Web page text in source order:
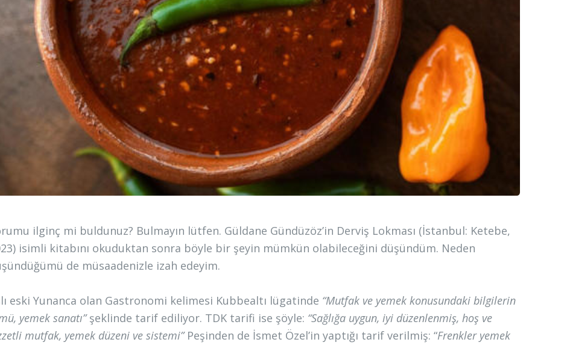
ilginç mi buldunuz? Bulmayın lütfen. Güldane Gündüzöz’in Derviş Lokması (İstanbul: Ketebe,
isimli kitabını okuduktan sonra böyle bir şeyin mümkün olabileceğini düşündüm. Neden
de müsaadenizle izah edeyim.
eski Yunanca olan Gastronomi kelimesi Kubbealtı lügatinde “Mutfak ve yemek konusundaki bilgilerin
yemek sanatı”şeklinde tarif ediliyor. TDK tarifi ise şöyle: “Sağlığa uygun, iyi düzenlenmiş, hoş ve
mutfak, yemek düzeni ve sistemi” Peşinden de İsmet Özel’in yaptığı tarif verilmiş: “Frenkler yemek